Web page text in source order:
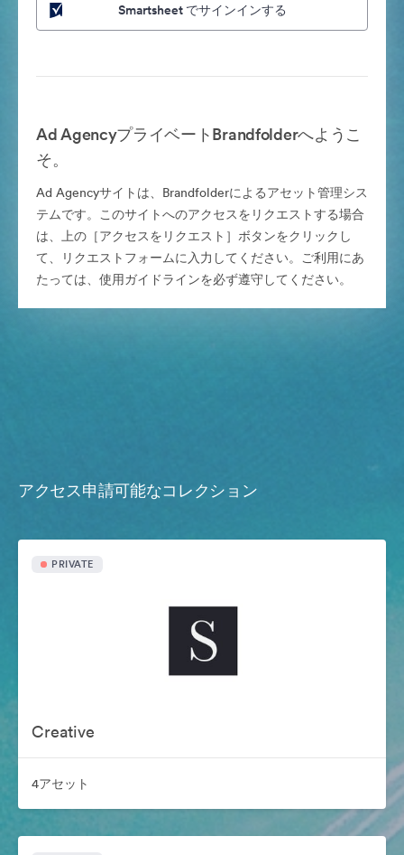
Smartsheet でサインインする
Ad AgencyプライベートBrandfolderへようこ
そ。
Ad Agencyサイトは、Brandfolderによるアセット管理シス
テムです。このサイトへのアクセスをリクエストする場合
は、上の［アクセスをリクエスト］ボタンをクリックし
て、リクエストフォームに入力してください。ご利用にあ
たっては、使用ガイドラインを必ず遵守してください。
アクセス申請可能なコレクション
PRIVATE
Creative
4アセット